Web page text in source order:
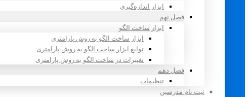
ابزار اندازه‌گیری
فصل نهم
ابزار ساخت الگو
ابزار ساخت الگو به روش پارامتری
توابع ابزار ساخت الگو به روش پارامتری
تغییرات در ساخت الگو به روش پارامتری
فصل دهم
تنظیمات
ثبت نام مدرسین